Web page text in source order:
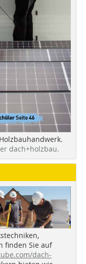
dach+holzbau.
finden Sie auf
dach-